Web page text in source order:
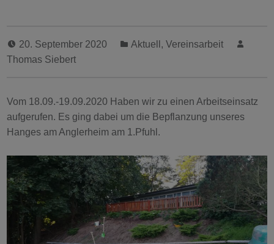
20. September 2020 Aktuell ,Vereinsarbeit
Thomas Siebert
Vom 18.09.-19.09.2020 Haben wir zu einen Arbeitseinsatz
aufgerufen. Es ging dabei um die Bepflanzung unseres
Hanges am Anglerheim am 1.Pfuhl.